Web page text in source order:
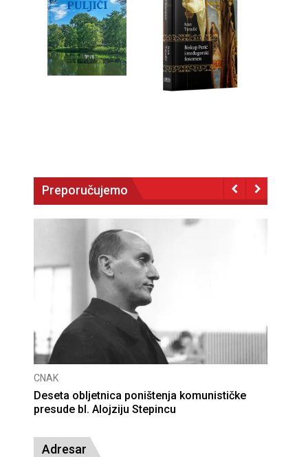
Preporučujemo
CNAK
Deseta obljetnica poništenja komunističke
presude bl. Alojziju Stepincu
Adresar